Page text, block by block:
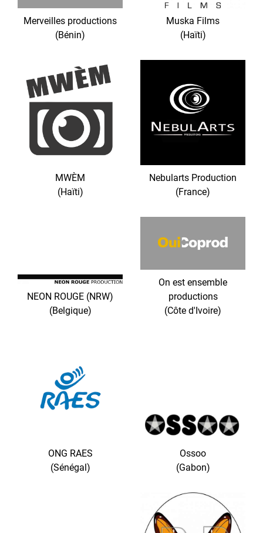
Merveilles productions
(Bénin)
Muska Films
(Haïti)
MWÈM
(Haïti)
Nebularts Production
(France)
NEON ROUGE (NRW)
(Belgique)
On est ensemble
productions
(Côte d'Ivoire)
ONG RAES
(Sénégal)
Ossoo
(Gabon)